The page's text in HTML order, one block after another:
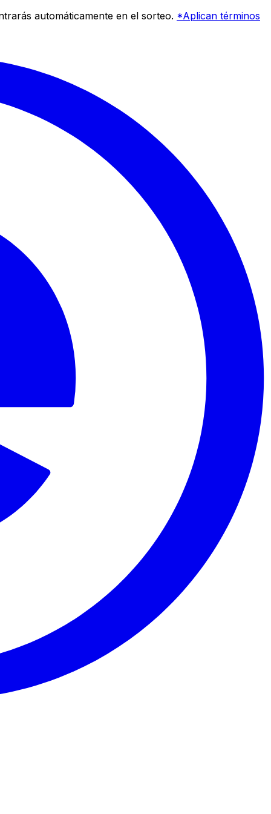
automáticamente en el sorteo. *Aplican términos